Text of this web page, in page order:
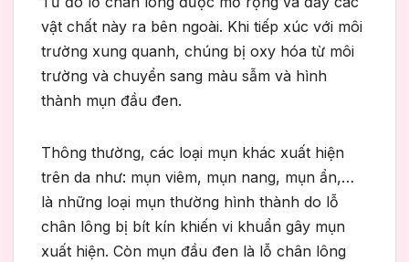
vật chất này ra bên ngoài. Khi tiếp xúc với môi
trường xung quanh, chúng bị oxy hóa từ môi
trường và chuyển sang màu sẫm và hình
thành mụn đầu đen.
Thông thường, các loại mụn khác xuất hiện
trên da như: mụn viêm, mụn nang, mụn ẩn,…
là những loại mụn thường hình thành do lỗ
chân lông bị bít kín khiến vi khuẩn gây mụn
xuất hiện. Còn mụn đầu đen là lỗ chân lông